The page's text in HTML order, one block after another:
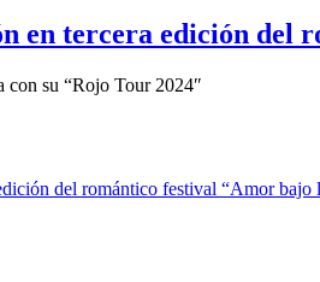
en tercera edición del
con su “Rojo Tour 2024″